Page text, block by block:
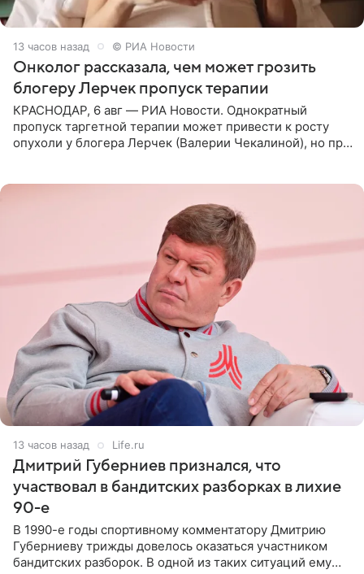
13 часов назад © РИА Новости
Онколог рассказала, чем может грозить
блогеру Лерчек пропуск терапии
КРАСНОДАР, 6 авг — РИА Новости. Однократный
пропуск таргетной терапии может привести к росту
опухоли у блогера Лерчек (Валерии Чекалиной), но при
13 часов назад Life.ru
Дмитрий Губерниев признался, что
участвовал в бандитских разборках в лихие
90-е
В 1990-е годы спортивному комментатору Дмитрию
Губерниеву трижды довелось оказаться участником
бандитских разборок. В одной из таких ситуаций ему